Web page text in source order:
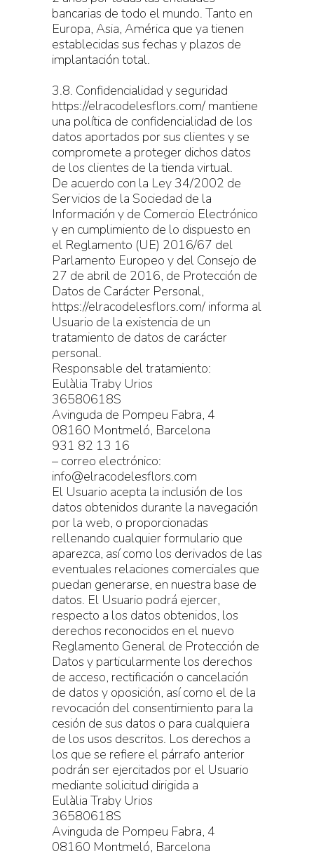
bancarias de todo el mundo. Tanto en
Europa, Asia, América que ya tienen
establecidas sus fechas y plazos de
implantación total.
3.8. Confidencialidad y seguridad
https://elracodelesflors.com/ mantiene
una política de confidencialidad de los
datos aportados por sus clientes y se
compromete a proteger dichos datos
de los clientes de la tienda virtual.
De acuerdo con la Ley 34/2002 de
Servicios de la Sociedad de la
Información y de Comercio Electrónico
y en cumplimiento de lo dispuesto en
el Reglamento (UE) 2016/67 del
Parlamento Europeo y del Consejo de
27 de abril de 2016, de Protección de
Datos de Carácter Personal,
https://elracodelesflors.com/ informa al
Usuario de la existencia de un
tratamiento de datos de carácter
personal.
Responsable del tratamiento:
Eulàlia Traby Urios
36580618S
Avinguda de Pompeu Fabra, 4
08160 Montmeló, Barcelona
931 82 13 16
– correo electrónico:
info@elracodelesflors.com
El Usuario acepta la inclusión de los
datos obtenidos durante la navegación
por la web, o proporcionadas
rellenando cualquier formulario que
aparezca, así como los derivados de las
eventuales relaciones comerciales que
puedan generarse, en nuestra base de
datos. El Usuario podrá ejercer,
respecto a los datos obtenidos, los
derechos reconocidos en el nuevo
Reglamento General de Protección de
Datos y particularmente los derechos
de acceso, rectificación o cancelación
de datos y oposición, así como el de la
revocación del consentimiento para la
cesión de sus datos o para cualquiera
de los usos descritos. Los derechos a
los que se refiere el párrafo anterior
podrán ser ejercitados por el Usuario
mediante solicitud dirigida a
Eulàlia Traby Urios
36580618S
Avinguda de Pompeu Fabra, 4
08160 Montmeló, Barcelona